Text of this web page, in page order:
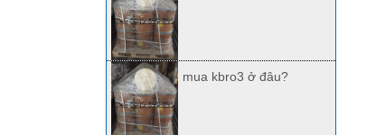
mua kbro3 ở đâu?